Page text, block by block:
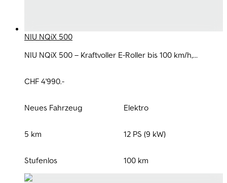
NIU NQiX 500
NIU NQiX 500 – Kraftvoller E-Roller bis 100 km/h,
CHF 4'990.-
Neues Fahrzeug Elektro
5 km 12 PS (9 kW)
Stufenlos 100 km